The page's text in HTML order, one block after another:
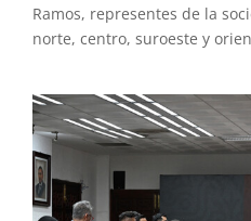
Ramos, representes de la
norte, centro, suroeste y